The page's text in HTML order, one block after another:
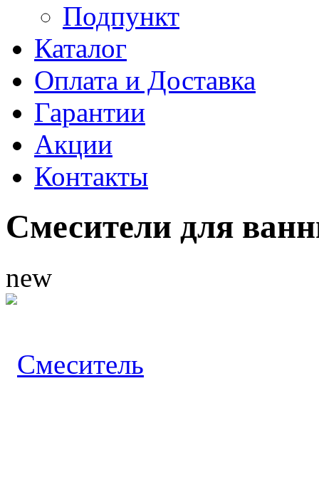
Подпункт
Каталог
Оплата и Доставка
Гарантии
Акции
Контакты
Смесители для
new